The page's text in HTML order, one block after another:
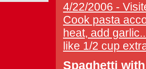
4/22/2006 -
Cook pasta
heat, add
like 1/2 cup
Spaghetti